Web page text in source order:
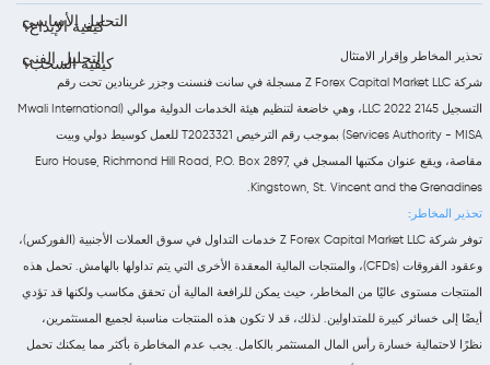
التحليل الأساسي
التحليل الفني
كيفية الإيداع؟
كيفية السحب؟
تحذير المخاطر وإقرار الامتثال
شركة Z Forex Capital Market LLC مسجلة في سانت فنسنت وجزر غرينادين تحت رقم
التسجيل 2145 LLC 2022، وهي خاضعة لتنظيم هيئة الخدمات الدولية موالي (Mwali International
Services Authority - MISA) بموجب رقم الترخيص T2023321 للعمل كوسيط دولي وبيت
مقاصة، ويقع عنوان مكتبها المسجل في Euro House, Richmond Hill Road, P.O. Box 2897,
Kingstown, St. Vincent and the Grenadines.
تحذير المخاطر:
توفر شركة Z Forex Capital Market LLC خدمات التداول في سوق العملات الأجنبية (الفوركس)،
وعقود الفروقات (CFDs)، والمنتجات المالية المعقدة الأخرى التي يتم تداولها بالهامش. تحمل هذه
المنتجات مستوى عاليًا من المخاطر، حيث يمكن للرافعة المالية أن تحقق مكاسب ولكنها قد تؤدي
أيضًا إلى خسائر كبيرة للمتداولين. لذلك، قد لا تكون هذه المنتجات مناسبة لجميع المستثمرين،
نظرًا لاحتمالية خسارة رأس المال المستثمر بالكامل. يجب عدم المخاطرة بأكثر مما يمكنك تحمل